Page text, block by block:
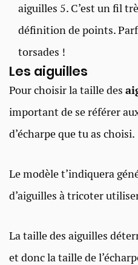
aiguilles 5. C’est un fil
définition de points.
torsades !
Les aiguilles
Pour choisir la taille des
important de se référer
d’écharpe que tu as choisi.
Le modèle t’indiquera
d’aiguilles à tricoter
La taille des aiguilles
et donc la taille de